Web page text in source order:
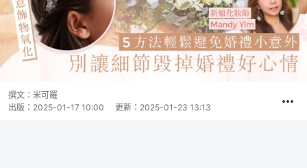
撰文： 米可羅
出版： 2025-01-17 10:00 更新： 2025-01-23 13:13